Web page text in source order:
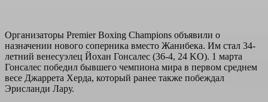
Организаторы Premier Boxing Champions объявили о
назначении нового соперника вместо Жанибека. Им стал 34-
летний венесуэлец Йохан Гонсалес (36-4, 24 KO). 1 марта
Гонсалес победил бывшего чемпиона мира в первом среднем
весе Джаррета Херда, который ранее также побеждал
Эрисланди Лару.